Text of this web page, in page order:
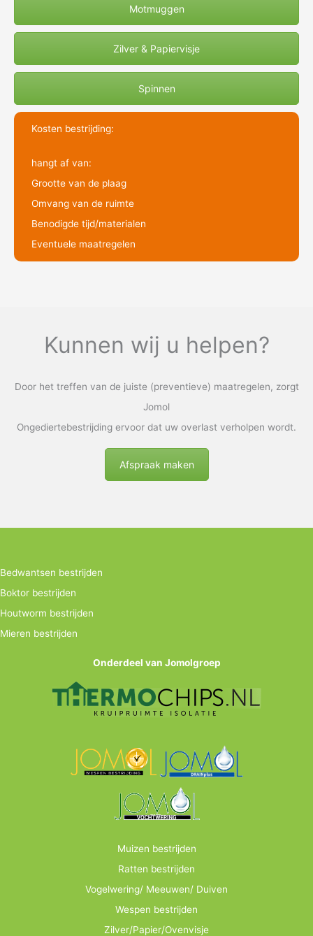
Motmuggen
Zilver & Papiervisje
Spinnen
Kosten bestrijding:
hangt af van:
Grootte van de plaag
Omvang van de ruimte
Benodigde tijd/materialen
Eventuele maatregelen
Kunnen wij u helpen?
Door het treffen van de juiste (preventieve) maatregelen, zorgt
Jomol
Ongediertebestrijding ervoor dat uw overlast verholpen wordt.
Afspraak maken
Bedwantsen bestrijden
Boktor bestrijden
Houtworm bestrijden
Mieren bestrijden
Onderdeel van Jomolgroep
Muizen bestrijden
Ratten bestrijden
Vogelwering/ Meeuwen/ Duiven
Wespen bestrijden
Zilver/Papier/Ovenvisje